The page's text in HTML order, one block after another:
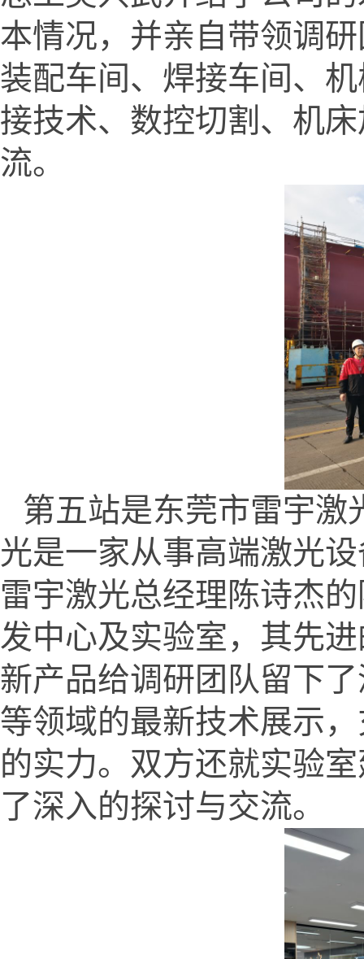
本情况，并亲自带领调
装配车间、焊接车间、
接技术、数控切割、机
流。
第五站是东莞市雷宇激
光是一家从事高端激光
雷宇激光总经理陈诗杰
发中心及实验室，其先
新产品给调研团队留下
等领域的最新技术展示
的实力。双方还就实验
了深入的探讨与交流。